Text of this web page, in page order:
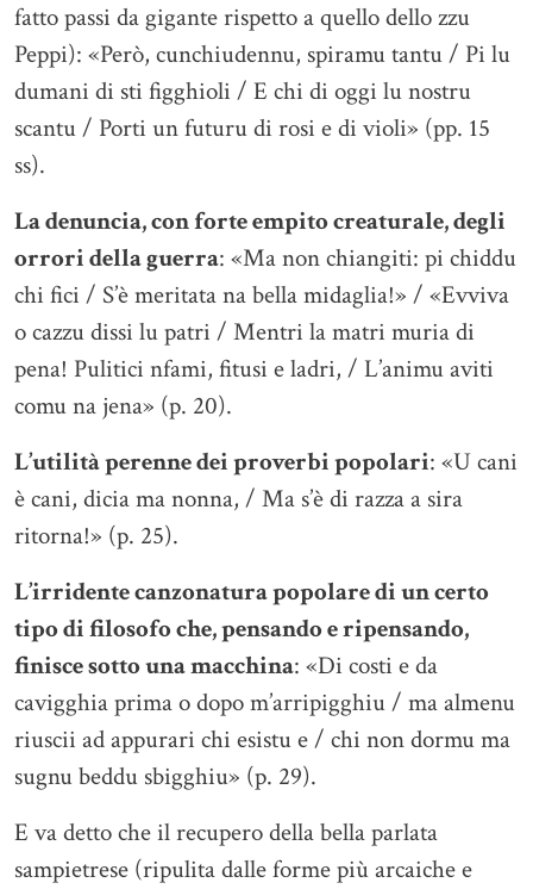
fatto passi da gigante rispetto a quello dello zzu
Peppi): «Però, cunchiudennu, spiramu tantu / Pi lu
dumani di sti figghioli / E chi di oggi lu nostru
scantu / Porti un futuru di rosi e di violi» (pp. 15
ss).
La denuncia, con forte empito creaturale, degli
orrori della guerra: «Ma non chiangiti: pi chiddu
chi fici / S’è meritata na bella midaglia!» / «Evviva
o cazzu dissi lu patri / Mentri la matri muria di
pena! Pulitici nfami, fitusi e ladri, / L’animu aviti
comu na jena» (p. 20).
L’utilità perenne dei proverbi popolari: «U cani
è cani, dicia ma nonna, / Ma s’è di razza a sira
ritorna!» (p. 25).
L’irridente canzonatura popolare di un certo
tipo di filosofo che, pensando e ripensando,
finisce sotto una macchina: «Di costi e da
cavigghia prima o dopo m’arripigghiu / ma almenu
riuscii ad appurari chi esistu e / chi non dormu ma
sugnu beddu sbigghiu» (p. 29).
E va detto che il recupero della bella parlata
sampietrese (ripulita dalle forme più arcaiche e